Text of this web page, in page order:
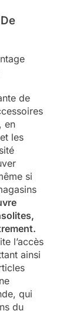
de
en
les
si
l’accès
ainsi
qui
du